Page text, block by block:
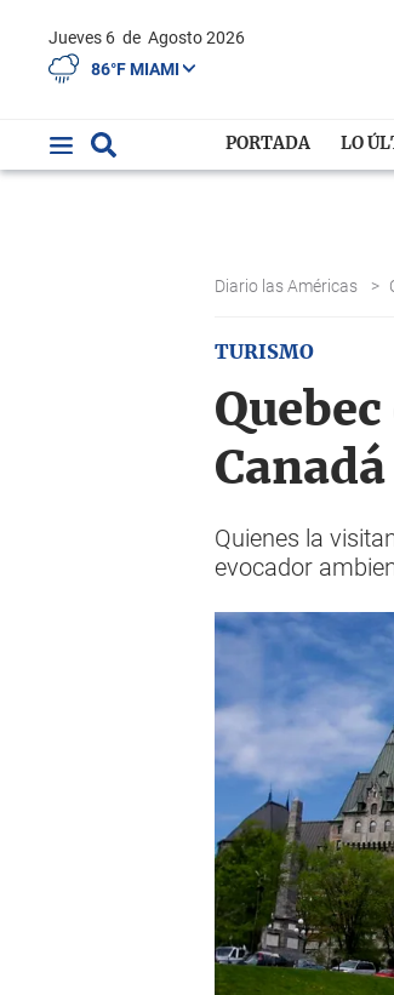
Jueves 6 de Agosto 2026
86°F MIAMI
PORTADA LO
Diario las Américas >
TURISMO
Quienes la
evocador